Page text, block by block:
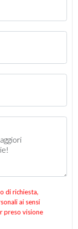
di richiesta,
ai sensi
preso visione